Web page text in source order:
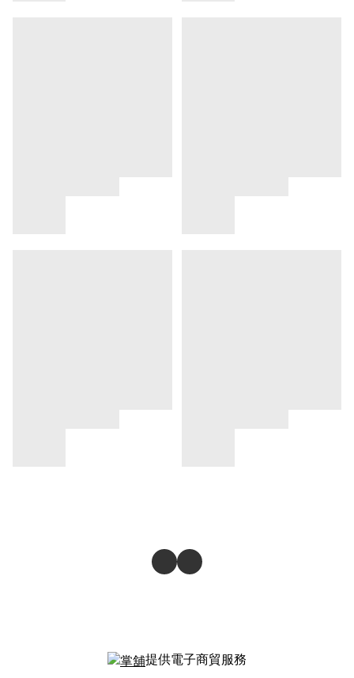
提供電子商貿服務